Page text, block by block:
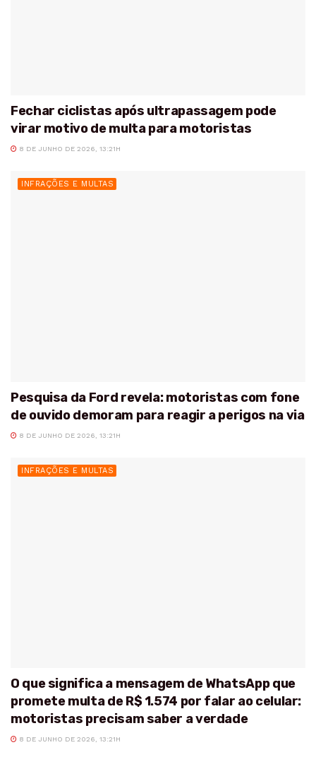
Fechar ciclistas após ultrapassagem pode
virar motivo de multa para motoristas
8 DE JUNHO DE 2026, 13:21H
INFRAÇÕES E MULTAS
Pesquisa da Ford revela: motoristas com fone
de ouvido demoram para reagir a perigos na via
8 DE JUNHO DE 2026, 13:21H
INFRAÇÕES E MULTAS
O que significa a mensagem de WhatsApp que
promete multa de R$ 1.574 por falar ao celular:
motoristas precisam saber a verdade
8 DE JUNHO DE 2026, 13:21H